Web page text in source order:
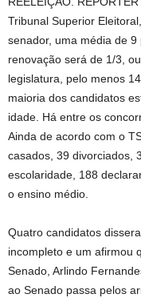
Tribunal Superior
senador, uma média de
renovação será de 1/3,
legislatura, pelo menos
maioria dos candidatos
idade. Há entre os
Ainda de acordo com o
casados, 39 divorciados,
escolaridade, 188
o ensino médio.
Quatro candidatos
incompleto e um afirmou
Senado, Arlindo
ao Senado passa pelos